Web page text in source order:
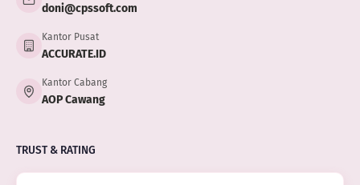
doni@cpssoft.com
Kantor Pusat
ACCURATE.ID
Kantor Cabang
AOP Cawang
TRUST & RATING